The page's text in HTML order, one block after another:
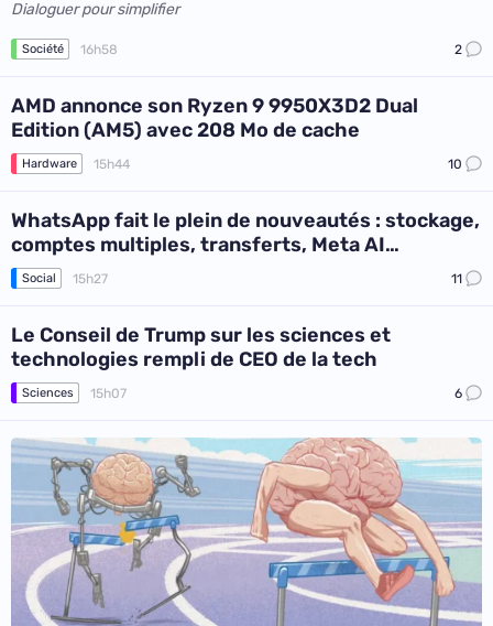
Dialoguer pour simplifier
Société 16h58 2
AMD annonce son Ryzen 9 9950X3D2 Dual
Edition (AM5) avec 208 Mo de cache
Hardware 15h44 10
WhatsApp fait le plein de nouveautés : stockage,
comptes multiples, transferts, Meta AI…
Social 15h27 11
Le Conseil de Trump sur les sciences et
technologies rempli de CEO de la tech
Sciences 15h07 6